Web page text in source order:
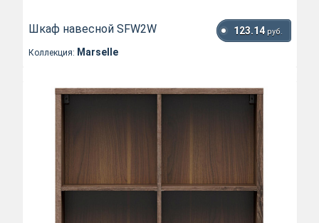
Шкаф навесной SFW2W 123.14 руб.
Коллекция: Marselle